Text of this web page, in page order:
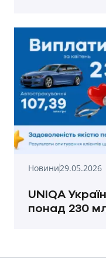
Новини29.05.2026
UNIQA
понад 230